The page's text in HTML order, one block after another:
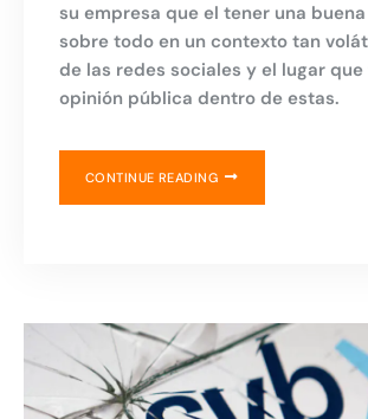
su empresa que el tener una
sobre todo en un contexto tan
de las redes sociales y el lugar que
opinión pública dentro de estas.
CONTINUE READING